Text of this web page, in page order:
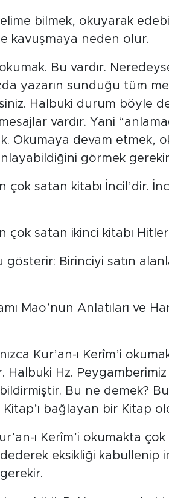
bilmek, okuyarak
kavuşmaya neden olur.
Bu vardır.
yazarın sunduğu tüm
Halbuki durum böyle
vardır. Yani
Okumaya devam etmek,
görmek
çok satan kitabı İncil’dir.
çok satan ikinci kitabı
gösterir: Birinciyi satın
Mao’nun Anlatıları ve
Kur’an-ı Kerîm’i
Halbuki Hz.
Bu ne demek? Bu
Kitap’ı bağlayan bir Kitap
ı Kerîm’i okumakta
eksikliği kabullenip